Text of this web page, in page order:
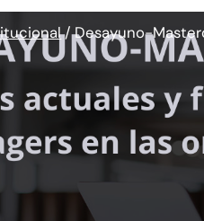
/Desayuno-